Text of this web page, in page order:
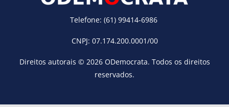
Telefone: (61) 99414-6986
CNPJ: 07.174.200.0001/00
Direitos autorais © 2026 ODemocrata. Todos os direitos
reservados.